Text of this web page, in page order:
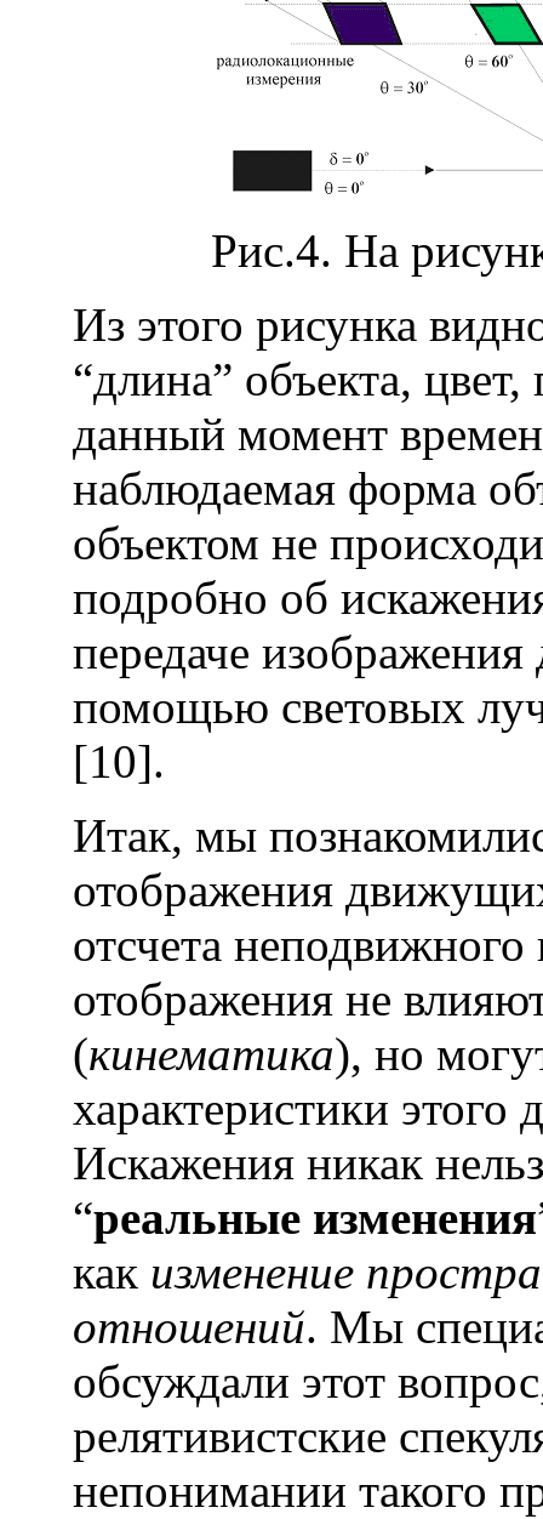
Рис.4. На
Из этого рисунка
“длина” объекта,
данный момент
наблюдаемая форма
объектом не
подробно об
передаче
помощью световых
[10].
Итак, мы
отображения
отсчета
отображения не
(кинематика), но
характеристики этого
Искажения никак
“реальные изменения
как изменение
отношений. Мы
обсуждали этот
релятивистские
непонимании такого